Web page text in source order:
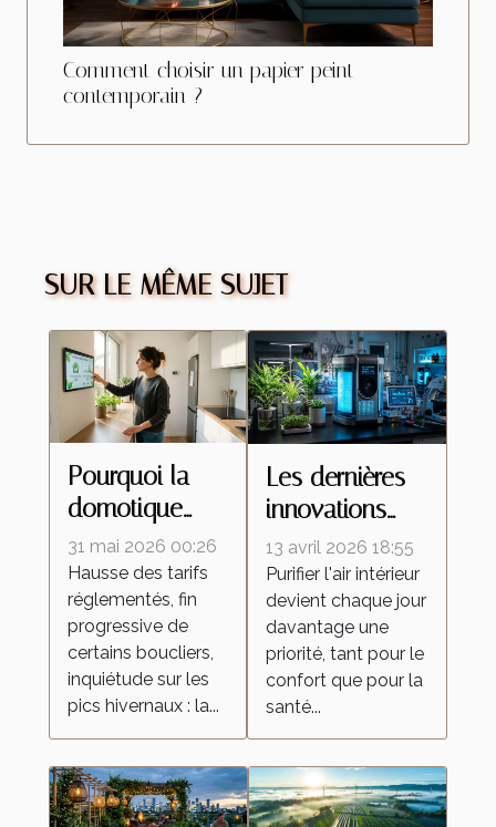
Comment choisir un papier peint
contemporain ?
SUR LE MÊME SUJET
Pourquoi la
domotique
révolutionne la
gestion de
l'énergie à la
maison
31 mai 2026 00:26
Hausse des tarifs
réglementés, fin
progressive de
certains boucliers,
inquiétude sur les
pics hivernaux : la...
Les dernières
innovations
technologiques
en matière de
purification
d'air
13 avril 2026 18:55
Purifier l'air intérieur
devient chaque jour
davantage une
priorité, tant pour le
confort que pour la
santé...